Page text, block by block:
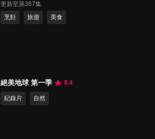
更新至第367集
烹飪
旅遊 美食
絕美地球 第一季 8.4
紀錄片 自然